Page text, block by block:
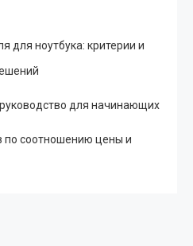
для ноутбука: критерии и
для начинающих
по соотношению цены и